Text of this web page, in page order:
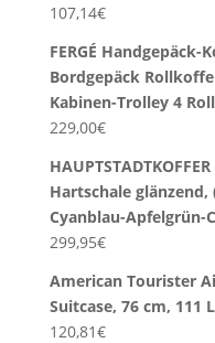
107,14€
FERGÉ
Bordgepäck
Kabinen-Trolley 4
229,00€
Hartschale glänzend,
Cyanblau-Apfelgrün-
299,95€
American Tourister
Suitcase, 76 cm, 111
120,81€